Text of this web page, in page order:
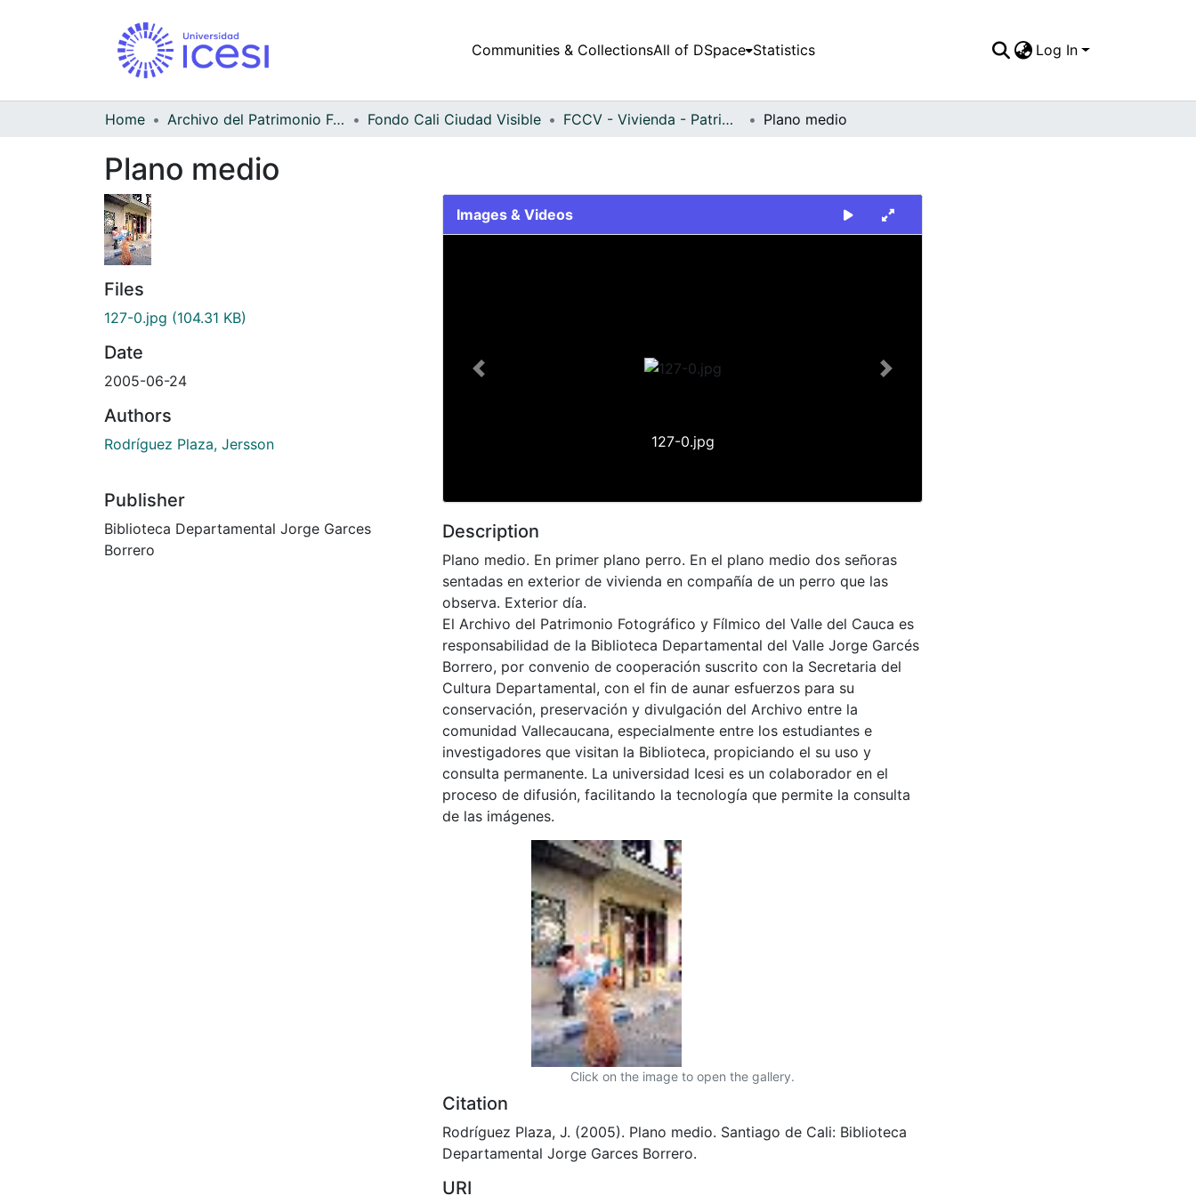
Communities & CollectionsAll of DSpace Statistics Log In
Home Archivo del Patrimonio Fotográfico y Fílmico del Valle del Cauca Fondo Cali Ciudad Visible FCCV - Vivienda - Patrimonial Plano medio
Plano medio
Files
127-0.jpg (104.31 KB)
Date
2005-06-24
Authors
Rodríguez Plaza, Jersson
Publisher
Biblioteca Departamental Jorge Garces
Borrero
Images & Videos
127-0.jpg
Previous Next
Description
Plano medio. En primer plano perro. En el plano medio dos señoras
sentadas en exterior de vivienda en compañía de un perro que las
observa. Exterior día.
El Archivo del Patrimonio Fotográfico y Fílmico del Valle del Cauca es
responsabilidad de la Biblioteca Departamental del Valle Jorge Garcés
Borrero, por convenio de cooperación suscrito con la Secretaria del
Cultura Departamental, con el fin de aunar esfuerzos para su
conservación, preservación y divulgación del Archivo entre la
comunidad Vallecaucana, especialmente entre los estudiantes e
investigadores que visitan la Biblioteca, propiciando el su uso y
consulta permanente. La universidad Icesi es un colaborador en el
proceso de difusión, facilitando la tecnología que permite la consulta
de las imágenes.
Click on the image to open the gallery.
Citation
Rodríguez Plaza, J. (2005). Plano medio. Santiago de Cali: Biblioteca
Departamental Jorge Garces Borrero.
URI